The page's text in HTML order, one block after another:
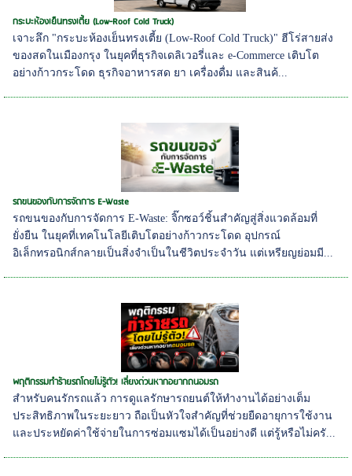
กระบะห้องเย็นทรงเตี้ย (Low-Roof Cold Truck)
เจาะลึก "กระบะห้องเย็นทรงเตี้ย (Low-Roof Cold Truck)" ฮีโร่สายส่ง
ของสดในเมืองกรุง ในยุคที่ธุรกิจเดลิเวอรี่และ e-Commerce เติบโต
อย่างก้าวกระโดด ธุรกิจอาหารสด ยา เครื่องดื่ม และสินค้...
รถขนของกับการจัดการ E-Waste
รถขนของกับการจัดการ E-Waste: จิ๊กซอว์ชิ้นสำคัญสู่สิ่งแวดล้อมที่
ยั่งยืน ในยุคที่เทคโนโลยีเติบโตอย่างก้าวกระโดด อุปกรณ์
อิเล็กทรอนิกส์กลายเป็นสิ่งจำเป็นในชีวิตประจำวัน แต่เหรียญย่อมมี...
พฤติกรรมทำร้ายรถโดยไม่รู้ตัว! เลี่ยงด่วนหากอยากถนอมรถ
สำหรับคนรักรถแล้ว การดูแลรักษารถยนต์ให้ทำงานได้อย่างเต็ม
ประสิทธิภาพในระยะยาว ถือเป็นหัวใจสำคัญที่ช่วยยืดอายุการใช้งาน
และประหยัดค่าใช้จ่ายในการซ่อมแซมได้เป็นอย่างดี แต่รู้หรือไม่ครั...